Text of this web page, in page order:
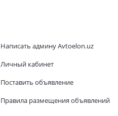
Написать админу Avtoelon.uz
Личный кабинет
Поставить объявление
Правила размещения объявлений